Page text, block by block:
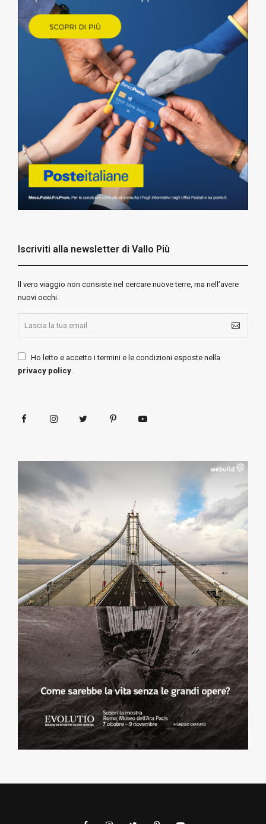
Iscriviti alla newsletter di Vallo Più
ll vero viaggio non consiste nel cercare nuove terre, ma nell’avere
nuovi occhi.
Ho letto e accetto i termini e le condizioni esposte nella
privacy policy